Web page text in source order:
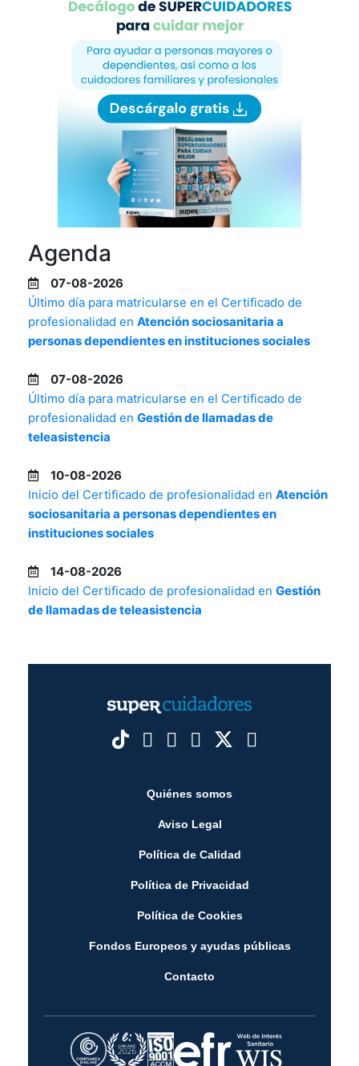
Agenda
07-08-2026
Último día para matricularse en el Certificado de
profesionalidad en Atención sociosanitaria a
personas dependientes en instituciones sociales
07-08-2026
Último día para matricularse en el Certificado de
profesionalidad en Gestión de llamadas de
teleasistencia
10-08-2026
Inicio del Certificado de profesionalidad en Atención
sociosanitaria a personas dependientes en
instituciones sociales
14-08-2026
Inicio del Certificado de profesionalidad en Gestión
de llamadas de teleasistencia
Quiénes somos
Aviso Legal
Política de Calidad
Política de Privacidad
Política de Cookies
Fondos Europeos y ayudas públicas
Contacto